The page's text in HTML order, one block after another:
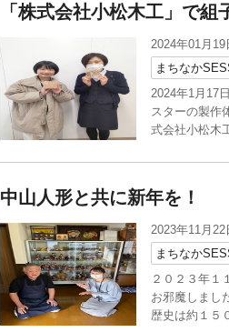
「株式会社小松木工」で
2024年01月19
まちなか
2024年1月17
スターの製作
式会社小松木
中山人形と共に新年を！
2023年11月22
まちなか
２０２３年１
お邪魔しまし
歴史は約１５